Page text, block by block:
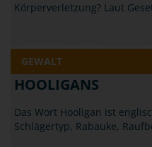
Körperverletzung? Laut
GEWALT
HOOLIGANS
Das Wort Hooligan ist
Schlägertyp, Rabauke,